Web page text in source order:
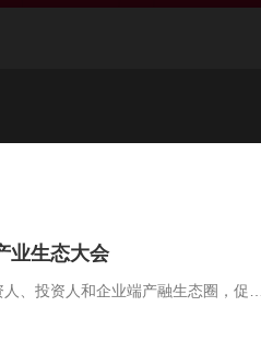
业生态大会
、投资人和企业端产融生态圈，促进